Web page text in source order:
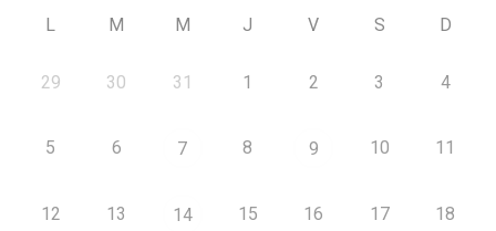
L M M J V S D
29 30 31 1 2 3 4
5 6 7 8 9 10 11
12 13 14 15 16 17 18